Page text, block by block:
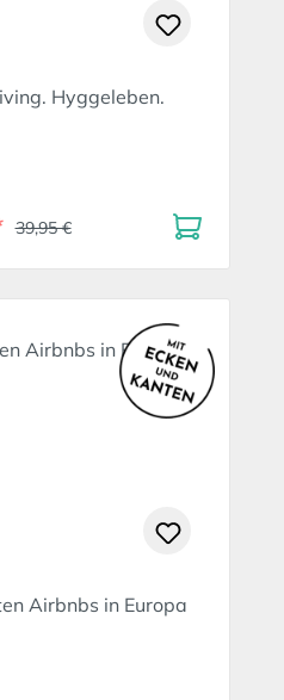
Hyggeleben.
39,95 €
Airbnbs in Europa